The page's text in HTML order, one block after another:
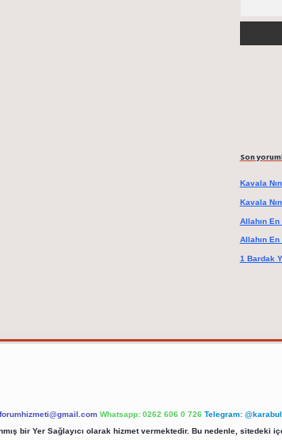
Son
Kavala
Kavala
Allahın
Allahın
1 Bardak
forumhizmeti@gmail.com Whatsapp: 0262 606 0 726 Telegram: @karabul
bir Yer Sağlayıcı olarak hizmet vermektedir. Bu nedenle, sitedeki